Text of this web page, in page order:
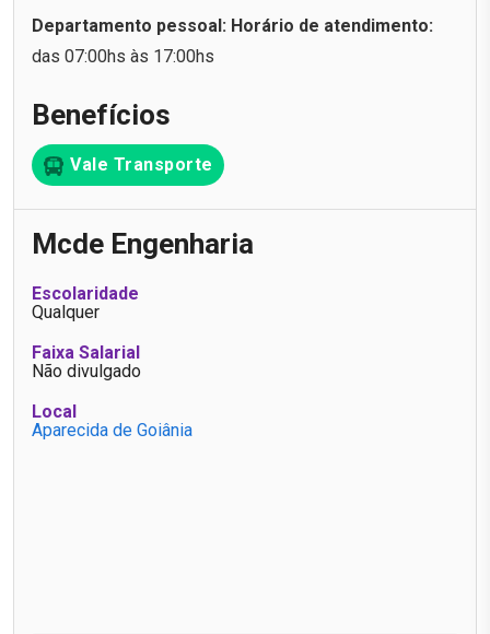
Departamento pessoal: Horário de atendimento:
das 07:00hs às 17:00hs
Benefícios
Vale Transporte
Mcde Engenharia
Escolaridade
Qualquer
Faixa Salarial
Não divulgado
Local
Aparecida de Goiânia